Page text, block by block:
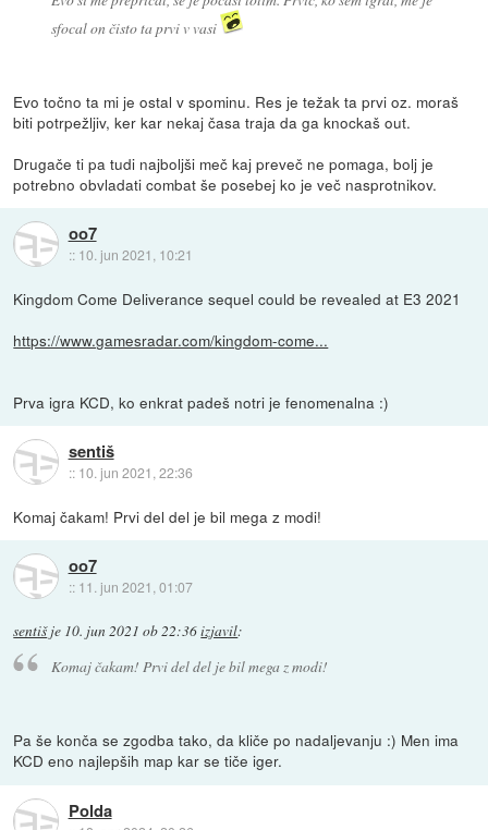
sfocal on čisto ta prvi v vasi
Evo točno ta mi je ostal v spominu. Res je težak ta prvi oz. moraš
biti potrpežljiv, ker kar nekaj časa traja da ga knockaš out.
Drugače ti pa tudi najboljši meč kaj preveč ne pomaga, bolj je
potrebno obvladati combat še posebej ko je več nasprotnikov.
oo7
:: 10. jun 2021, 10:21
Kingdom Come Deliverance sequel could be revealed at E3 2021
https://www.gamesradar.com/kingdom-come...
Prva igra KCD, ko enkrat padeš notri je fenomenalna :)
sentiš
:: 10. jun 2021, 22:36
Komaj čakam! Prvi del del je bil mega z modi!
oo7
:: 11. jun 2021, 01:07
sentišje 10. jun 2021 ob 22:36izjavil:
Komaj čakam! Prvi del del je bil mega z modi!
Pa še konča se zgodba tako, da kliče po nadaljevanju :) Men ima
KCD eno najlepših map kar se tiče iger.
Polda